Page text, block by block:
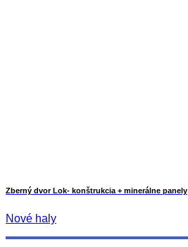
Zberný dvor Lok- konštrukcia + minerálne panely
Nové haly